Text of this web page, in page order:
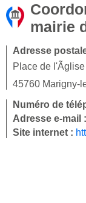
mairie
Adresse
Place de l'Ãglise
45760 Marigny-
Numéro de
Adresse e-mail :
Site internet :